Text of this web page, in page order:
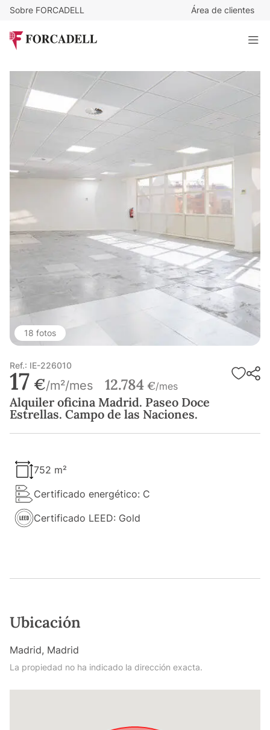
Sobre FORCADELL Área de clientes
Alquiler oficina Madrid. Paseo Doce Estrellas. Campo de las
Naciones.
18 fotos
Ref.: IE-226010
17 €/m²/mes 12.784 €/mes
Alquiler oficina Madrid. Paseo Doce
Estrellas. Campo de las Naciones.
752 m²
Certificado energético: C
Certificado LEED: Gold
Ubicación
Madrid, Madrid
La propiedad no ha indicado la dirección exacta.